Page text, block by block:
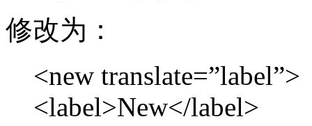
修改为：
<new translate=”label”>
<label>New</label>